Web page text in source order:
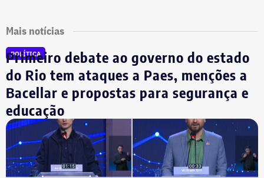
Mais notícias
POLÍTICA
Primeiro debate ao governo do estado
do Rio tem ataques a Paes, menções a
Bacellar e propostas para segurança e
educação